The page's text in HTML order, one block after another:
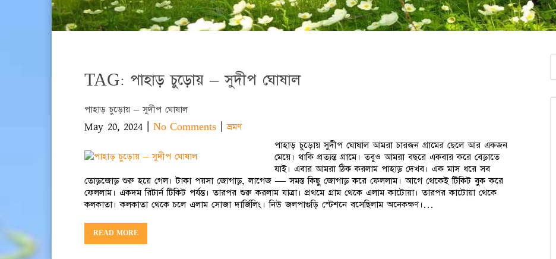
TAG: পাহাড় চুড়োয় – সুদীপ ঘোষাল
পাহাড় চুড়োয় – সুদীপ ঘোষাল
May 20, 2024 | No Comments |ভ্রমণ
পাহাড় চুড়োয় সুদীপ ঘোষাল আমরা চারজন গ্রামের ছেলে আর একজন
মেয়ে। থাকি প্রত্যন্ত গ্রামে। তবুও আমরা বছরে একবার করে বেড়াতে
যাই। এবার আমরা ঠিক করলাম পাহাড় দেখব। এক মাস ধরে সব
তোড়জোড় শুরু হয়ে গেল। টাকা পয়সা জোগাড়, লাগেজ — সমস্ত কিছু জোগাড় করে ফেললাম। আগে থেকেই টিকিট বুক করে
ফেললাম। একদম রিটার্ন টিকিট পর্যন্ত। তারপর শুরু করলাম যাত্রা। প্রথমে গ্রাম থেকে এলাম কাটোয়া। তারপর কাটোয়া থেকে
কলকাতা। কলকাতা থেকে চলে এলাম সোজা দার্জিলিং। নিউ জলপাগুড়ি স্টেশনে বসেছিলাম অনেকক্ষণ।…
READ MORE